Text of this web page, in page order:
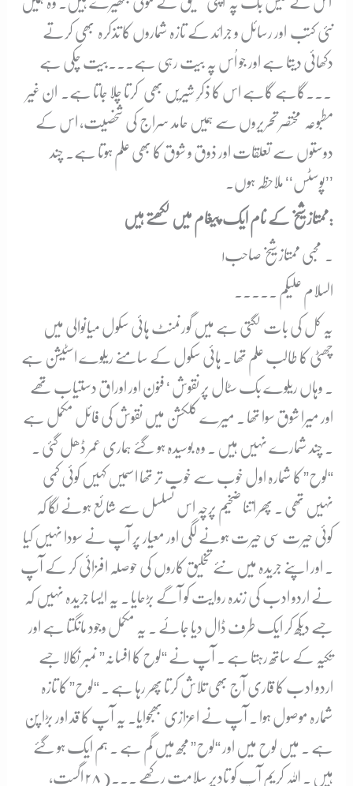
نئی کتب اور رسائل و جرائد کے تازہ شماروں کا تذکرہ بھی کرتے
دکھائی دیتا ہے اور جو اُس پہ بیت رہی ہے۔۔۔بیت چکی ہے
۔۔۔گاہے گاہے اس کا ذکرِ شیریں بھی کرتا چلا جاتا ہے۔ ان غیر
مطبوعہ مختصر تحریروں سے ہمیں حامد سراج کی شخصیت، اس کے
دوستوں سے تعلقات اور ذوق و شوق کا بھی علم ہوتا ہے۔ چند
’’پوسٹس‘‘ ملاحظہ ہوں۔
ممتاز شیخ کے نام ایک پیغام میں لکھتے ہیں:
محبی ممتاز شیخ صاحب
السلام علیکم ۔۔۔۔۔
یہ کل کی بات لگتی ہے میں گورنمنٹ ہائی سکول میانوالی میں
چھٹی کا طالب علم تھا ۔ ہائی سکول کے سامنے ریلوے اسٹیشن ہے
۔ وہاں ریلوے بک سٹال پر نقوش ‘ فنون اور اوراق دستیاب تھے
اور میرا شوق سوا تھا ۔ میرے کلکشن میں نقوش کی فائل مکمل ہے
۔ چند شمارے نہیں ہیں ۔ وہ بوسیدہ ہو گئے ہماری عمر ڈھل گئی ۔
“لوح” کا شمارہ اول خوب سے خوب تر تھا اسمیں کہیں کوئی کمی
نہیں تھی ۔ پھر اتنا ضخیم پرچہ اس تسلسل سے شائع ہونے لگا کہ
کوئی حیرت سی حیرت ہونے لگی اور معیار پر آپ نے سودا نہیں کیا
۔ اور اپنے جریدہ میں نئے تخلیق کاروں کی حوصلہ افزائی کر کے آپ
نے اردو ادب کی زندہ روایت کو آگے بڑحایا ۔ یہ ایسا جریدہ نہیں کہ
جسے دیکھ کر ایک طرف ڈال دیا جائے ۔ یہ مکمل وجود مانگتا ہے اور
تکیہ کے ساتھ رہتا ہے ۔ آپ نے “لوح کا افسانہ” نمبر نکالا جسے
اردو ادب کا قاری آج بھی تلاش کرتا پھر رہا ہے ۔ “لوح” کا تازہ
شمارہ موصول ہوا ۔ آپ نے اعزازی بھجوایا۔ یہ آپ کا قد اور بڑا پن
ہے ۔ میں لوح میں اور “لوح” مجھ میں گم ہے ۔ ہم ایک ہو گئے
ہیں ۔ اللہ کریم آپ کو تادیر سلامت رکھے ۔۔۔( ۲۸ اگست،